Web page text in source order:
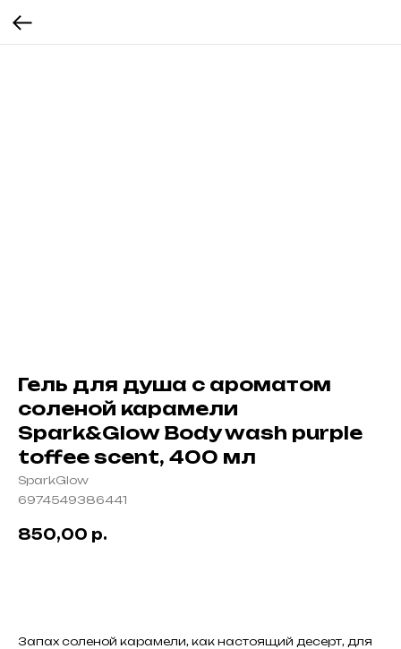
Гель для душа с ароматом
соленой карамели
Spark&Glow Body wash purple
toffee scent, 400 мл
SparkGlow
6974549386441
850,00 р.
Запах соленой карамели, как настоящий десерт, для